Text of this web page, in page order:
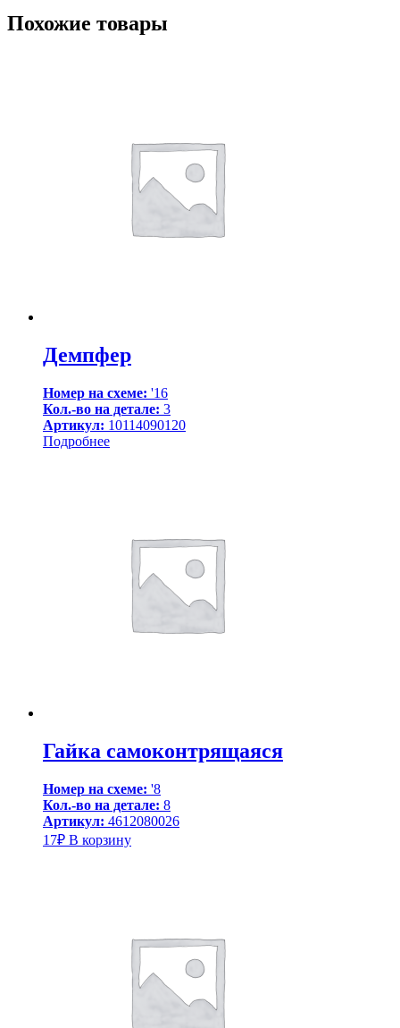
Похожие товары
Демпфер
Номер на схеме: '16
Кол.-во на детале: 3
Артикул: 10114090120
Подробнее
Гайка самоконтрящаяся
Номер на схеме: '8
Кол.-во на детале: 8
Артикул: 4612080026
17₽ В корзину